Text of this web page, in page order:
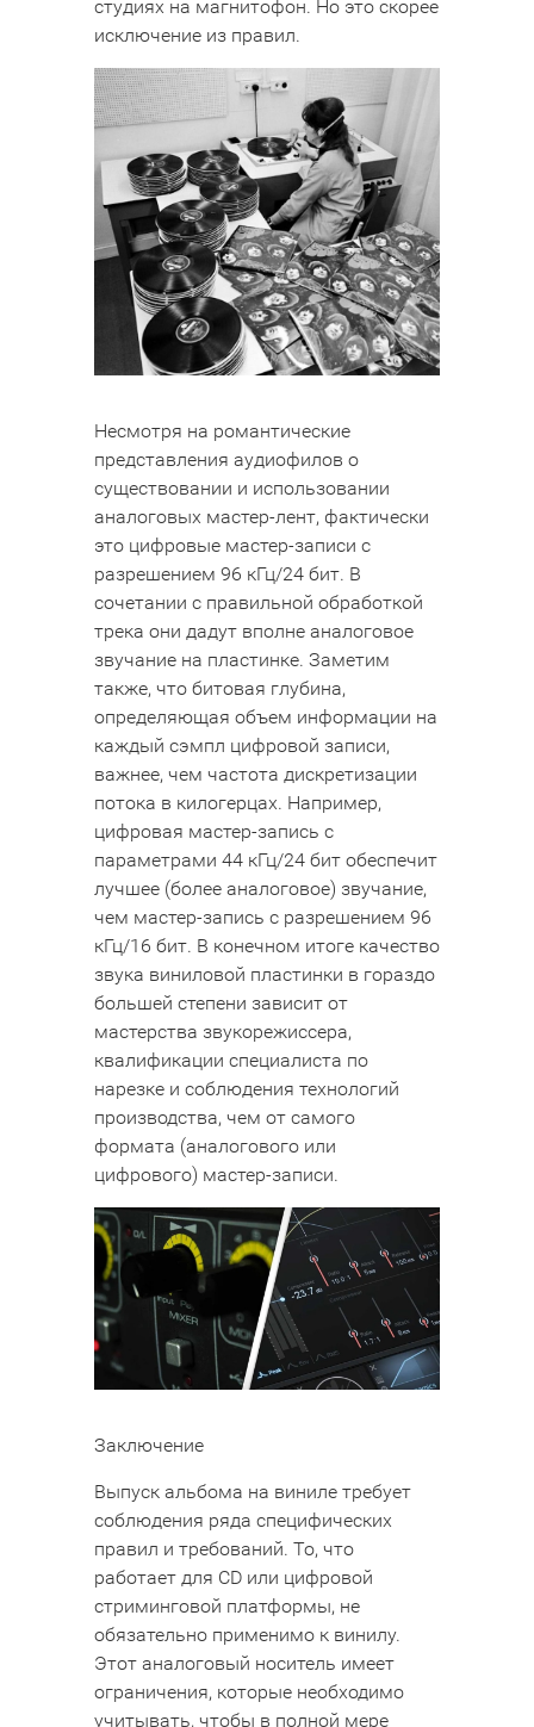
студиях на магнитофон. Но это скорее
исключение из правил.
Несмотря на романтические
представления аудиофилов о
существовании и использовании
аналоговых мастер-лент, фактически
это цифровые мастер-записи с
разрешением 96 кГц/24 бит. В
сочетании с правильной обработкой
трека они дадут вполне аналоговое
звучание на пластинке. Заметим
также, что битовая глубина,
определяющая объем информации на
каждый сэмпл цифровой записи,
важнее, чем частота дискретизации
потока в килогерцах. Например,
цифровая мастер-запись с
параметрами 44 кГц/24 бит обеспечит
лучшее (более аналоговое) звучание,
чем мастер-запись с разрешением 96
кГц/16 бит. В конечном итоге качество
звука виниловой пластинки в гораздо
большей степени зависит от
мастерства звукорежиссера,
квалификации специалиста по
нарезке и соблюдения технологий
производства, чем от самого
формата (аналогового или
цифрового) мастер-записи.
Заключение
Выпуск альбома на виниле требует
соблюдения ряда специфических
правил и требований. То, что
работает для CD или цифровой
стриминговой платформы, не
обязательно применимо к винилу.
Этот аналоговый носитель имеет
ограничения, которые необходимо
учитывать, чтобы в полной мере